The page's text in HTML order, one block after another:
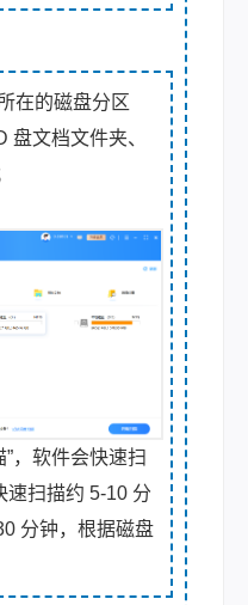
在的磁盘分区
盘文档文件夹、
”，软件会快速扫
速扫描约 5-10 分
分钟，根据磁盘